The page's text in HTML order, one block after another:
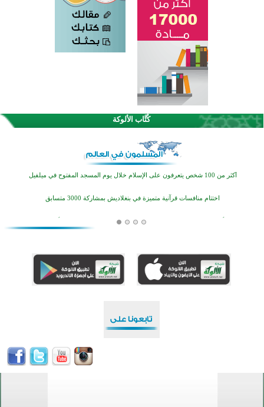
كُتَّاب الألوكة
القرآن والتربية في صدارة البرامج الصيفية للمسلمين في بينزا وساراتوف وموردوفيا هذا العام
اختتام الدورة التاسعة لمسابقة حفظ وتلاوة القرآن الكريم في أزناكاييف
أكثر من 100 شخص يتعرفون على الإسلام خلال يوم المسجد المفتوح في ميلفيل
اختتام منافسات قرآنية متميزة في بنغلاديش بمشاركة 3000 متسابق
منطقة ريبوفسي تحتفل بميلاد مسجد جديد في أجواء إيمانية مميزة